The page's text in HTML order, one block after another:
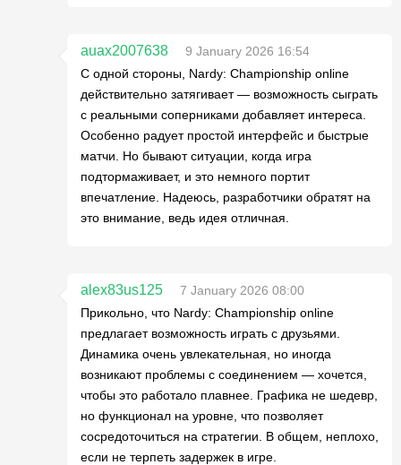
auax2007638
9 January 2026 16:54
С одной стороны, Nardy: Championship online
действительно затягивает — возможность сыграть
с реальными соперниками добавляет интереса.
Особенно радует простой интерфейс и быстрые
матчи. Но бывают ситуации, когда игра
подтормаживает, и это немного портит
впечатление. Надеюсь, разработчики обратят на
это внимание, ведь идея отличная.
alex83us125
7 January 2026 08:00
Прикольно, что Nardy: Championship online
предлагает возможность играть с друзьями.
Динамика очень увлекательная, но иногда
возникают проблемы с соединением — хочется,
чтобы это работало плавнее. Графика не шедевр,
но функционал на уровне, что позволяет
сосредоточиться на стратегии. В общем, неплохо,
если не терпеть задержек в игре.